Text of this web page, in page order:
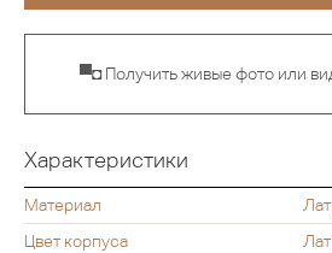
▀◘ Получить живые фото или
Характеристики
Материал
Цвет корпуса